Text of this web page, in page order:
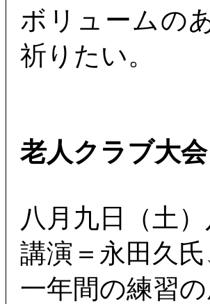
ボリュームの
祈りたい。
老人クラブ大
八月九日（土
講演＝永田久
一年間の練習